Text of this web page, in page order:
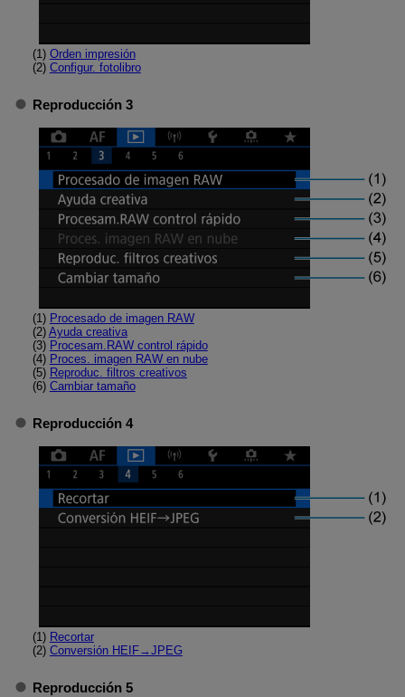
(1) Orden impresión
(2) Configur. fotolibro
Reproducción 3
(1) Procesado de imagen RAW
(2) Ayuda creativa
(3) Procesam.RAW control rápido
(4) Proces. imagen RAW en nube
(5) Reproduc. filtros creativos
(6) Cambiar tamaño
Reproducción 4
(1) Recortar
(2) Conversión HEIF→JPEG
Reproducción 5